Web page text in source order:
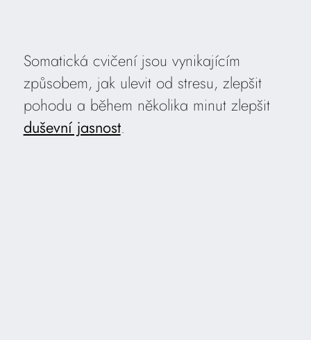
Somatická cvičení jsou vynikajícím
způsobem, jak ulevit od stresu, zlepšit
pohodu a během několika minut zlepšit
duševní jasnost.